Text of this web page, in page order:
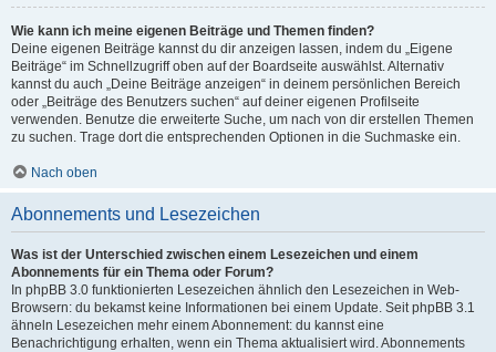
Wie kann ich meine eigenen Beiträge und Themen finden?
Deine eigenen Beiträge kannst du dir anzeigen lassen, indem du „Eigene
Beiträge“ im Schnellzugriff oben auf der Boardseite auswählst. Alternativ
kannst du auch „Deine Beiträge anzeigen“ in deinem persönlichen Bereich
oder „Beiträge des Benutzers suchen“ auf deiner eigenen Profilseite
verwenden. Benutze die erweiterte Suche, um nach von dir erstellen Themen
zu suchen. Trage dort die entsprechenden Optionen in die Suchmaske ein.
Nach oben
Abonnements und Lesezeichen
Was ist der Unterschied zwischen einem Lesezeichen und einem
Abonnements für ein Thema oder Forum?
In phpBB 3.0 funktionierten Lesezeichen ähnlich den Lesezeichen in Web-
Browsern: du bekamst keine Informationen bei einem Update. Seit phpBB 3.1
ähneln Lesezeichen mehr einem Abonnement: du kannst eine
Benachrichtigung erhalten, wenn ein Thema aktualisiert wird. Abonnements